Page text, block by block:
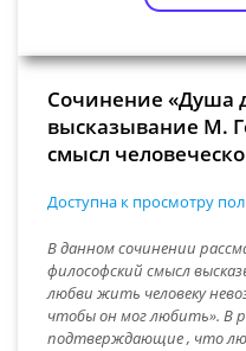
Сочинение «Душа
высказывание М.
смысл
Доступна к просмотру
В данном сочинении
философский смысл
любви жить человеку
чтобы он мог любить». В
подтверждающие , что